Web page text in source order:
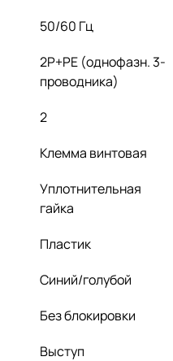
50/60 Гц
2P+PE (однофазн. 3-
проводника)
2
Клемма винтовая
Уплотнительная
гайка
Пластик
Синий/голубой
Без блокировки
Выступ